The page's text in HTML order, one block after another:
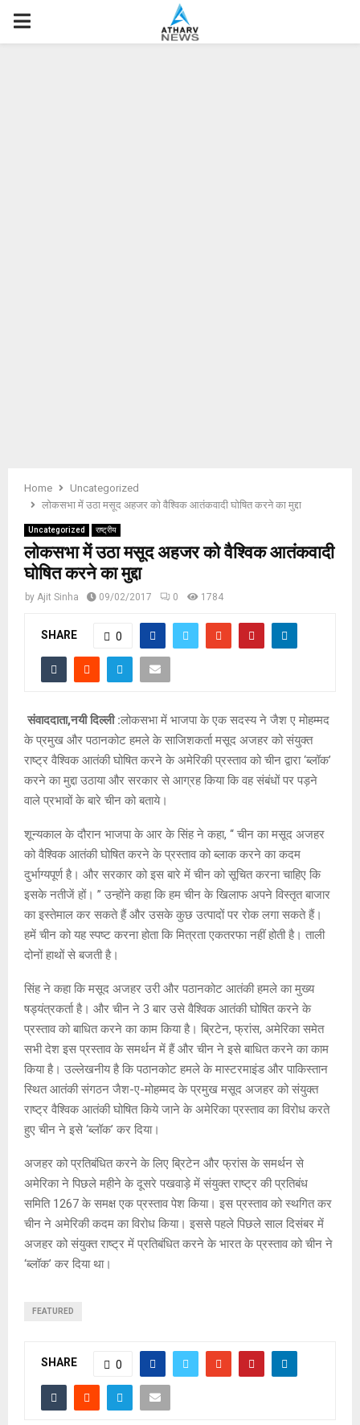
P
Home
Uncategorized
लोकसभा में उठा मसूद अहजर को वैश्विक आतंकवादी घोषित करने का मुद्दा
Uncategorized राष्ट्रीय
लोकसभा में उठा मसूद अहजर को वैश्विक आतंकवादी
घोषित करने का मुद्दा
by Ajit Sinha 09/02/2017 0 1784
SHARE 0
संवाददाता,नयी दिल्ली :लोकसभा में भाजपा के एक सदस्य ने जैश ए मोहम्मद
के प्रमुख और पठानकोट हमले के साजिशकर्ता मसूद अजहर को संयुक्त
राष्ट्र वैश्विक आतंकी घोषित करने के अमेरिकी प्रस्ताव को चीन द्वारा ‘ब्लॉक’
करने का मुद्दा उठाया और सरकार से आग्रह किया कि वह संबंधों पर पड़ने
वाले प्रभावों के बारे चीन को बताये।
शून्यकाल के दौरान भाजपा के आर के सिंह ने कहा, ‘‘ चीन का मसूद अजहर
को वैश्विक आतंकी घोषित करने के प्रस्ताव को ब्लाक करने का कदम
दुर्भाग्यपूर्ण है। और सरकार को इस बारे में चीन को सूचित करना चाहिए कि
इसके नतीजें हों। ’’ उन्होंने कहा कि हम चीन के खिलाफ अपने विस्तृत बाजार
का इस्तेमाल कर सकते हैं और उसके कुछ उत्पादों पर रोक लगा सकते हैं।
हमें चीन को यह स्पष्ट करना होता कि मित्रता एकतरफा नहीं होती है। ताली
दोनों हाथों से बजती है।
सिंह ने कहा कि मसूद अजहर उरी और पठानकोट आतंकी हमले का मुख्य
षड्यंत्रकर्ता है। और चीन ने 3 बार उसे वैश्विक आतंकी घोषित करने के
प्रस्ताव को बाधित करने का काम किया है। ब्रिटेन, फ्रांस, अमेरिका समेत
सभी देश इस प्रस्ताव के समर्थन में हैं और चीन ने इसे बाधित करने का काम
किया है। उल्लेखनीय है कि पठानकोट हमले के मास्टरमाइंड और पाकिस्तान
स्थित आतंकी संगठन जैश-ए-मोहम्मद के प्रमुख मसूद अजहर को संयुक्त
राष्ट्र वैश्विक आतंकी घोषित किये जाने के अमेरिका प्रस्ताव का विरोध करते
हुए चीन ने इसे ‘ब्लॉक’ कर दिया।
अजहर को प्रतिबंधित करने के लिए ब्रिटेन और फ्रांस के समर्थन से
अमेरिका ने पिछले महीने के दूसरे पखवाड़े में संयुक्त राष्ट्र की प्रतिबंध
समिति 1267 के समक्ष एक प्रस्ताव पेश किया। इस प्रस्ताव को स्थगित कर
चीन ने अमेरिकी कदम का विरोध किया। इससे पहले पिछले साल दिसंबर में
अजहर को संयुक्त राष्ट्र में प्रतिबंधित करने के भारत के प्रस्ताव को चीन ने
‘ब्लॉक’ कर दिया था।
FEATURED
SHARE 0